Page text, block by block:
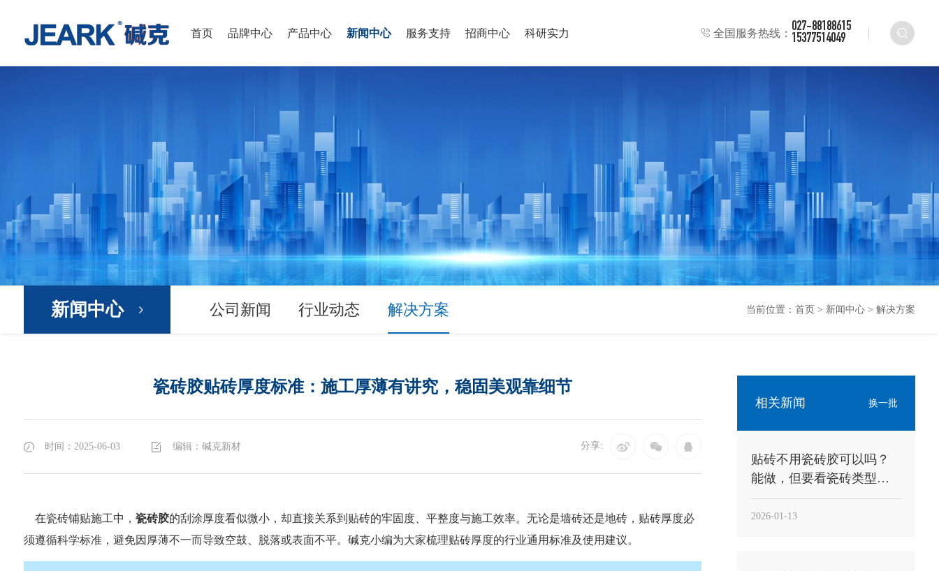
首页 品牌中心 产品中心 新闻中心 服务支持 招商中心 科研实力 全国服务热线： 027-88188615
15377514049
新闻中心 公司新闻 行业动态 解决方案 当前位置：首页 > 新闻中心 >解决方案
瓷砖胶贴砖厚度标准：施工厚薄有讲究，稳固美观靠细节
时间：2025-06-03 编辑：碱克新材 分享:
在瓷砖铺贴施工中， 瓷砖胶的刮涂厚度看似微小，却直接关系到贴砖的牢固度、平整度与施工效率。无论是墙砖还是地砖，贴砖厚度必
须遵循科学标准，避免因厚薄不一而导致空鼓、脱落或表面不平。碱克小编为大家梳理贴砖厚度的行业通用标准及使用建议。
相关新闻 换一批
贴砖不用瓷砖胶可以吗？
能做，但要看瓷砖类型和
工况，别把“能贴”当“能稳”
2026-01-13